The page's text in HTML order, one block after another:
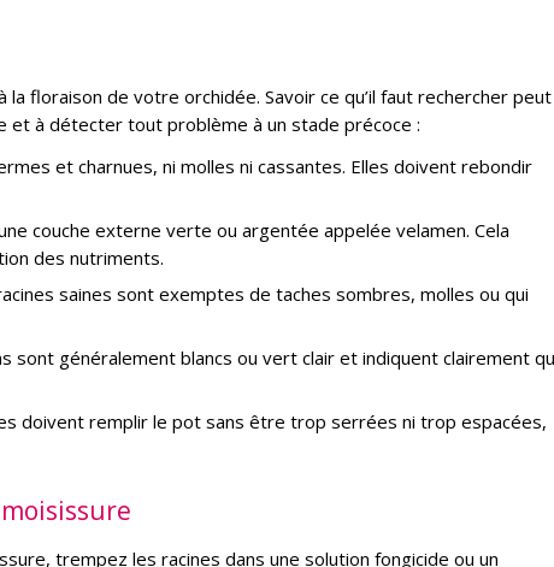
floraison de votre orchidée. Savoir ce qu’il faut rechercher peut
et à détecter tout problème à un stade précoce :
et charnues, ni molles ni cassantes. Elles doivent rebondir
couche externe verte ou argentée appelée velamen. Cela
des nutriments.
saines sont exemptes de taches sombres, molles ou qui
sont généralement blancs ou vert clair et indiquent clairement
doivent remplir le pot sans être trop serrées ni trop espacées,
trempez les racines dans une solution fongicide ou un